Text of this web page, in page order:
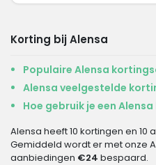
Korting bij Alensa
Populaire Alensa
Alensa veelgestelde
Hoe gebruik je een
Alensa heeft 10 kortingen en 10
Gemiddeld wordt er met onze
aanbiedingen €24 bespaard.